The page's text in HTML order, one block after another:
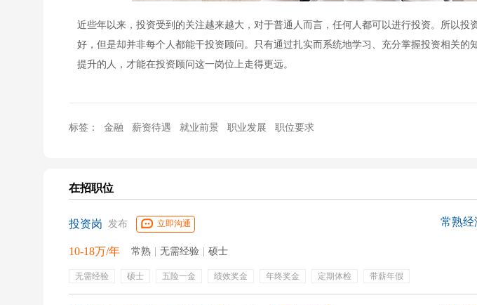
近些年以来，投资受到的关注越来越大，对于普通人而言，任何人都可以进行投资。所以投
好，但是却并非每个人都能干投资顾问。只有通过扎实而系统地学习、充分掌握投资相关的
提升的人，才能在投资顾问这一岗位上走得更远。
标签： 金融 薪资待遇 就业前景 职业发展 职位要求
在招职位
投资岗 发布 立即沟通
10-18万/年 常熟 | 无需经验 | 硕士
无需经验 硕士 五险一金 绩效奖金 年终奖金 定期体检
带薪年假
节日福利
周末双休 培训